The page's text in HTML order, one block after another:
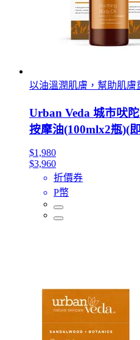
以油溫潤肌膚，幫助肌膚
Urban Veda 城市吠
按摩油(100mlx2瓶)(
$1,980
$3,960
折價券
P幣